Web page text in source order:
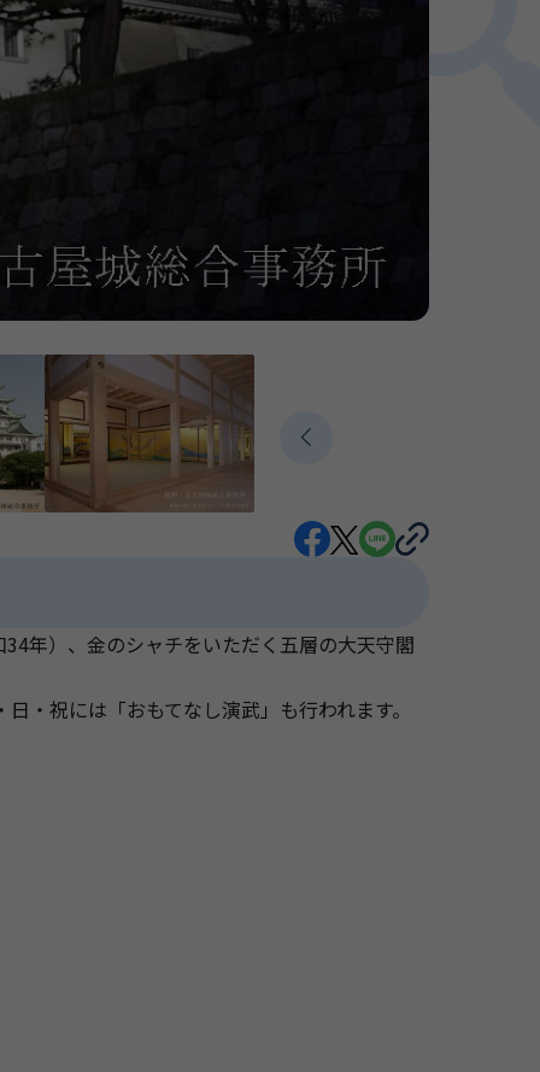
年）、金のシャチをいただく五層の大天守閣
・祝には「おもてなし演武」も行われます。